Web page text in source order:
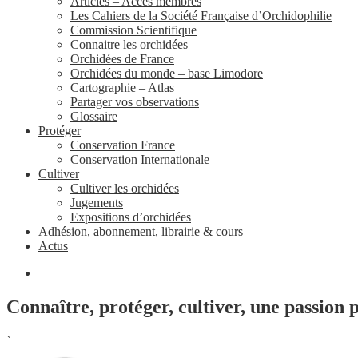
Les Cahiers de la Société Française d’Orchidophilie
Commission Scientifique
Connaitre les orchidées
Orchidées de France
Orchidées du monde – base Limodore
Cartographie – Atlas
Partager vos observations
Glossaire
Protéger
Conservation France
Conservation Internationale
Cultiver
Cultiver les orchidées
Jugements
Expositions d’orchidées
Adhésion, abonnement, librairie & cours
Actus
Connaître, protéger, cultiver, une passion
`